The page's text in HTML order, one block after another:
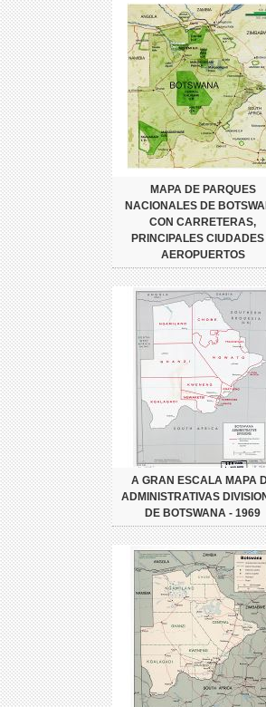
MAPA DE PARQUES
NACIONALES DE
CON CARRETERAS,
PRINCIPALES CIUDADES
AEROPUERTOS
A GRAN ESCALA MAPA
ADMINISTRATIVAS
DE BOTSWANA - 1969